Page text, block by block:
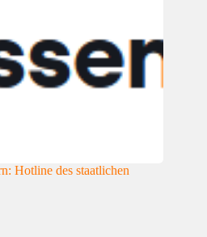
Hotline des staatlichen